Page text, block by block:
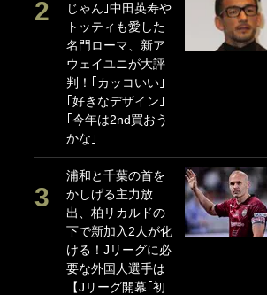
じゃん｣中田英寿や
トッティも愛した
名門ローマ、新ア
ウェイユニが大評
判！｢カッコいい｣
｢好きなデザイン｣
｢今年は2nd買おう
かな｣
浦和と千葉の首を
かしげる主力放
出、柏リカルドの
下で新加入2人が化
ける！Jリーグに必
要な外国人選手は
【Jリーグ開幕｢初